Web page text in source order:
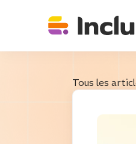
Tous les